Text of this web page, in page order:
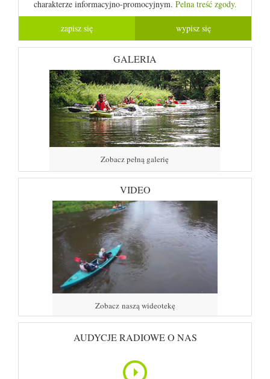
charakterze informacyjno-promocyjnym. Pelna treść zgody.
GALERIA
Zobacz pełną galerię
VIDEO
Zobacz naszą wideotekę
AUDYCJE RADIOWE O NAS